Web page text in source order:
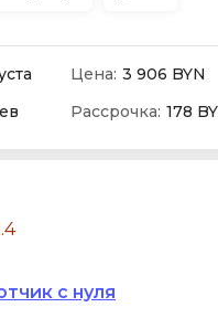
Цена: 3 906 BYN
Рассрочка: 178
с нуля